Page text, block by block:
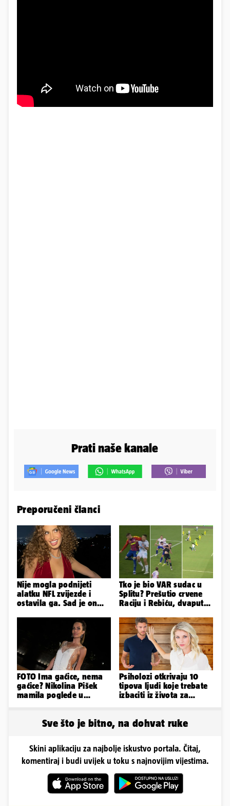
Prati naše kanale
Preporučeni članci
Nije mogla podnijeti
alatku NFL zvijezde i
ostavila ga. Sad je on
Tko je bio VAR sudac u
Splitu? Prešutio crvene
Raciju i Rebiću, dvaput
FOTO Ima gaćice, nema
gaćice? Nikolina Pišek
mamila poglede u
Psiholozi otkrivaju 10
tipova ljudi koje trebate
izbaciti iz života za
Sve što je bitno, na dohvat ruke
Skini aplikaciju za najbolje iskustvo portala. Čitaj,
komentiraj i budi uvijek u toku s najnovijim vijestima.